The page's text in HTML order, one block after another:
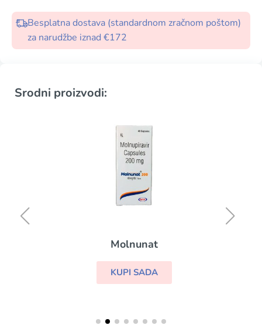
Besplatna dostava (standardnom zračnom poštom)
za narudžbe iznad €172
Srodni proizvodi:
Molnunat
KUPI SADA